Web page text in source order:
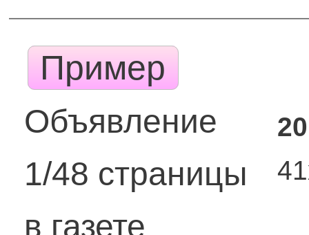
Пример
Объявление
1/48 страницы
в газете